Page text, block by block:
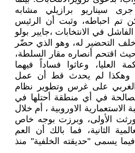
سيناريو برازيلي مشابه
تم احباطه، وثبت أن الرئيس
في الانتخابات ،جايير بولو
التحضير له، وهو الذي حضّر
حيث اقتحم أنصاره مقار السلطة،
العليا، وعاثوا فساداً فيهما
وهكذا لم يحدث قط أن عمل
الغربي على غرس وتطوير نظام
في أي منطقة أحتلها في
الاستعمارية الاوروبية ، أم خلال
ورثت الأولى، وبرزت بوجه خاص
الثانية، فما بالك أن العم
يسمى "حديقته الخلفية" منذ